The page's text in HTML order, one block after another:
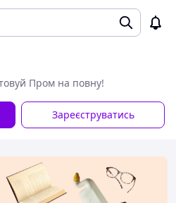
Пром на повну!
Зареєструватись